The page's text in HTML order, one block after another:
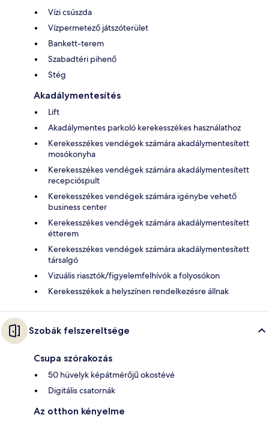
Vízi csúszda
Vízpermetező játszóterület
Bankett-terem
Szabadtéri pihenő
Stég
Akadálymentesítés
Lift
Akadálymentes parkoló kerekesszékes használathoz
Kerekesszékes vendégek számára akadálymentesített
mosókonyha
Kerekesszékes vendégek számára akadálymentesített
recepcióspult
Kerekesszékes vendégek számára igénybe vehető
business center
Kerekesszékes vendégek számára akadálymentesített
étterem
Kerekesszékes vendégek számára akadálymentesített
társalgó
Vizuális riasztók/figyelemfelhívók a folyosókon
Kerekesszékek a helyszínen rendelkezésre állnak
Szobák felszereltsége
Csupa szórakozás
50 hüvelyk képátmérőjű okostévé
Digitális csatornák
Az otthon kényelme